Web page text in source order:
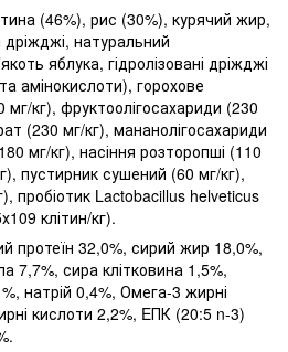
(46%), рис (30%), курячий жир,
дріжджі, натуральний
яблука, гідролізовані дріжджі
амінокислоти), горохове
кг), фруктоолігосахариди (230
(230 мг/кг), мананолігосахариди
мг/кг), насіння розторопші (110
пустирник сушений (60 мг/кг),
пробіотик Lactobacillus helveticus
клітин/кг).
протеїн 32,0%, сирий жир 18,0%,
7,7%, сира клітковина 1,5%,
натрій 0,4%, Омега-3 жирні
кислоти 2,2%, EПК (20:5 n-3)